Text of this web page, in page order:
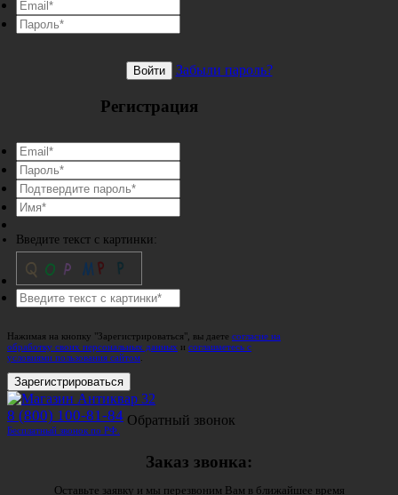
Войти Забыли пароль?
Регистрация
Введите текст с картинки:
Нажимая на кнопку "Зарегистрироваться", вы даете согласие на
обработку своих персональных данных и соглашаетесь с
условиями пользования сайтом
Зарегистрироваться
8 (800) 100-81-84
Бесплатный звонок по РФ.
Обратный звонок
Заказ звонка:
Оставьте заявку и мы перезвоним Вам в ближайшее время